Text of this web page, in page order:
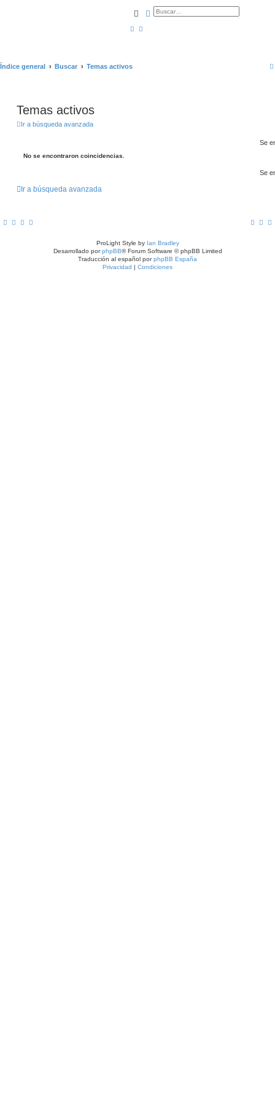
BuscarBúsqueda avanzada
Índice general Buscar Temas activos
Temas activos
Ir a búsqueda avanzada
Se
No se encontraron coincidencias.
Se
Ir a búsqueda avanzada
ProLight Style by Ian Bradley
Desarrollado porphpBB® Forum Software © phpBB Limited
Traducción al español porphpBB España
Privacidad | Condiciones